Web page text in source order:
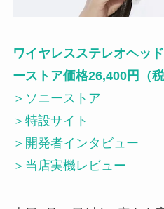
ワイヤレスステレオヘッ
ーストア価格26,400円（税
＞ ソニーストア
＞ 特設サイト
＞ 開発者インタビュー
＞ 当店実機レビュー